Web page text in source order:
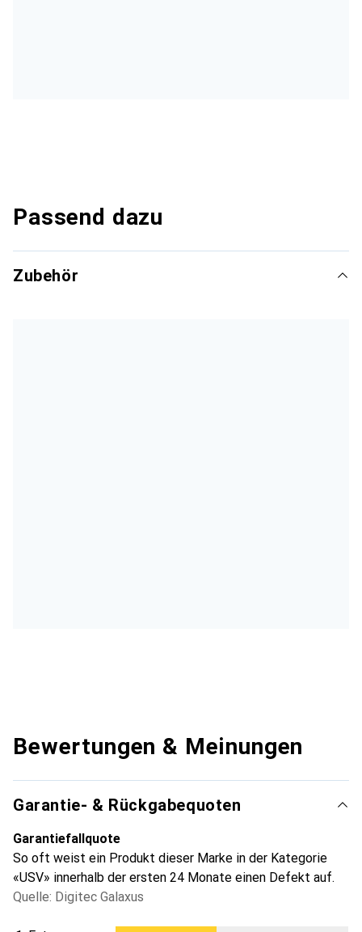
Passend dazu
Zubehör
Bewertungen & Meinungen
Garantie- & Rückgabequoten
Garantiefallquote
So oft weist ein Produkt dieser Marke in der Kategorie
«USV» innerhalb der ersten 24 Monate einen Defekt auf.
Quelle: Digitec Galaxus